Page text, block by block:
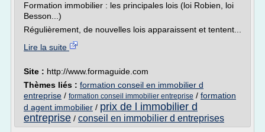
Formation immobilier : les principales lois (loi Robien, loi
Besson...)
Régulièrement, de nouvelles lois apparaissent et tentent...
Lire la suite
Site : http://www.formaguide.com
Thèmes liés : formation conseil en immobilier d
entreprise / formation conseil immobilier entreprise / formation
d agent immobilier / prix de l immobilier d
entreprise / conseil en immobilier d entreprises